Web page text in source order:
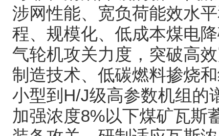
涉网性能、宽负荷能效水
程、规模化、低成本煤电
气轮机攻关力度，突破高
制造技术、低碳燃料掺烧
小型到 H/J级高参数机组的
加强浓度8%以下煤矿瓦斯